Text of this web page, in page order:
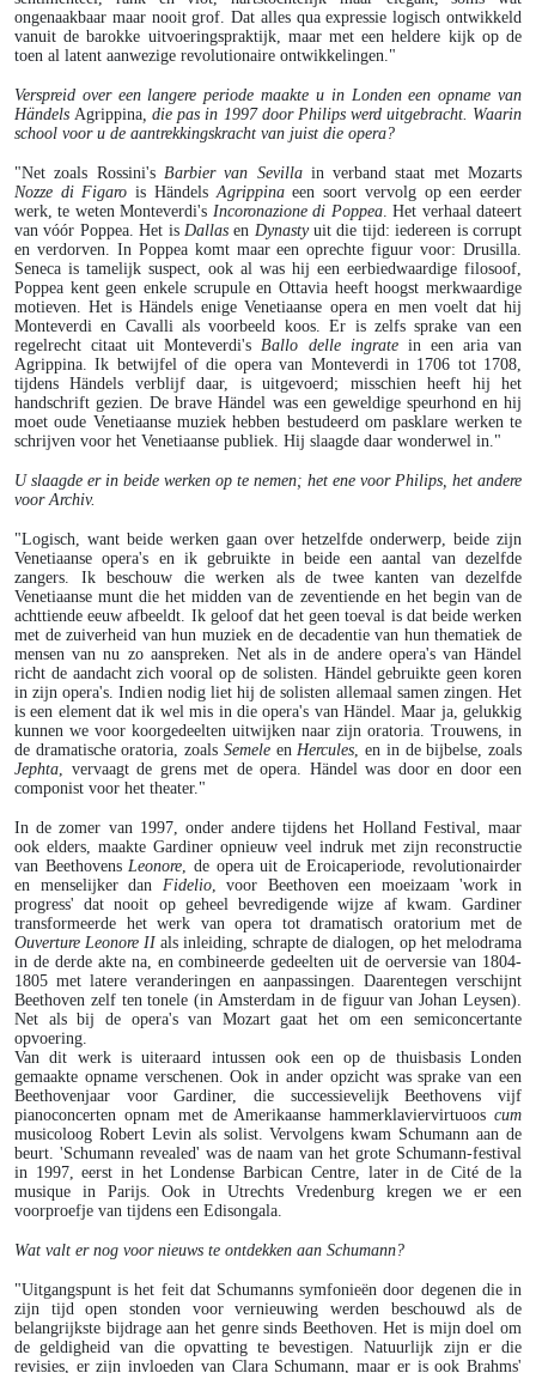
ongenaakbaar maar nooit grof. Dat alles qua expressie logisch ontwikkeld
vanuit de barokke uitvoeringspraktijk, maar met een heldere kijk op de
toen al latent aanwezige revolutionaire ontwikkelingen."
Verspreid over een langere periode maakte u in Londen een opname van
HändelsAgrippina, die pas in 1997 door Philips werd uitgebracht. Waarin
school voor u de aantrekkingskracht van juist die opera?
"Net zoals Rossini's Barbier van Sevillain verband staat met Mozarts
Nozze di Figaro is HändelsAgrippinaeen soort vervolg op een eerder
werk, te weten Monteverdi's Incoronazione di Poppea. Het verhaal dateert
van vóór Poppea. Het is Dallasen Dynastyuit die tijd: iedereen is corrupt
en verdorven. In Poppea komt maar een oprechte figuur voor: Drusilla.
Seneca is tamelijk suspect, ook al was hij een eerbiedwaardige filosoof,
Poppea kent geen enkele scrupule en Ottavia heeft hoogst merkwaardige
motieven. Het is Händels enige Venetiaanse opera en men voelt dat hij
Monteverdi en Cavalli als voorbeeld koos. Er is zelfs sprake van een
regelrecht citaat uit Monteverdi'sBallo delle ingratein een aria van
Agrippina. Ik betwijfel of die opera van Monteverdi in 1706 tot 1708,
tijdens Händels verblijf daar, is uitgevoerd; misschien heeft hij het
handschrift gezien. De brave Händel was een geweldige speurhond en hij
moet oude Venetiaanse muziek hebben bestudeerd om pasklare werken te
schrijven voor het Venetiaanse publiek. Hij slaagde daar wonderwel in."
U slaagde er in beide werken op te nemen; het ene voor Philips, het andere
voor Archiv.
"Logisch, want beide werken gaan over hetzelfde onderwerp, beide zijn
Venetiaanse opera's en ik gebruikte in beide een aantal van dezelfde
zangers. Ik beschouw die werken als de twee kanten van dezelfde
Venetiaanse munt die het midden van de zeventiende en het begin van de
achttiende eeuw afbeeldt. Ik geloof dat het geen toeval is dat beide werken
met de zuiverheid van hun muziek en de decadentie van hun thematiek de
mensen van nu zo aanspreken. Net als in de andere opera's van Händel
richt de aandacht zich vooral op de solisten. Händel gebruikte geen koren
in zijn opera's. Indien nodig liet hij de solisten allemaal samen zingen. Het
is een element dat ik wel mis in die opera's van Händel. Maar ja, gelukkig
kunnen we voor koorgedeelten uitwijken naar zijn oratoria. Trouwens, in
de dramatische oratoria, zoals SemeleenHercules, en in de bijbelse, zoals
Jephta, vervaagt de grens met de opera. Händel was door en door een
componist voor het theater."
In de zomer van 1997, onder andere tijdens het Holland Festival, maar
ook elders, maakte Gardiner opnieuw veel indruk met zijn reconstructie
van BeethovensLeonore, de opera uit de Eroicaperiode, revolutionairder
en menselijker dan Fidelio, voor Beethoven een moeizaam 'work in
progress' dat nooit op geheel bevredigende wijze af kwam. Gardiner
transformeerde het werk van opera tot dramatisch oratorium met de
Ouverture Leonore II als inleiding, schrapte de dialogen, op het melodrama
in de derde akte na, en combineerde gedeelten uit de oerversie van 1804-
1805 met latere veranderingen en aanpassingen. Daarentegen verschijnt
Beethoven zelf ten tonele (in Amsterdam in de figuur van Johan Leysen).
Net als bij de opera's van Mozart gaat het om een semiconcertante
opvoering.
Van dit werk is uiteraard intussen ook een op de thuisbasis Londen
gemaakte opname verschenen. Ook in ander opzicht was sprake van een
Beethovenjaar voor Gardiner, die successievelijk Beethovens vijf
pianoconcerten opnam met de Amerikaanse hammerklaviervirtuoos cum
musicoloog Robert Levin als solist. Vervolgens kwam Schumann aan de
beurt. 'Schumann revealed' was de naam van het grote Schumann-festival
in 1997, eerst in het Londense Barbican Centre, later in de Cité de la
musique in Parijs. Ook in Utrechts Vredenburg kregen we er een
voorproefje van tijdens een Edisongala.
Wat valt er nog voor nieuws te ontdekken aan Schumann?
"Uitgangspunt is het feit dat Schumanns symfonieën door degenen die in
zijn tijd open stonden voor vernieuwing werden beschouwd als de
belangrijkste bijdrage aan het genre sinds Beethoven. Het is mijn doel om
de geldigheid van die opvatting te bevestigen. Natuurlijk zijn er die
revisies, er zijn invloeden van Clara Schumann, maar er is ook Brahms'